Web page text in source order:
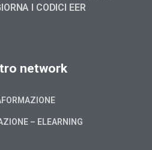
I CODICI EER
network
– ELEARNING